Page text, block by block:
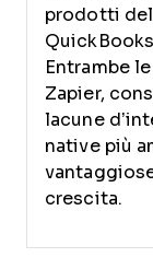
prodotti
Entrambe
Zapier,
lacune
native più
crescita.